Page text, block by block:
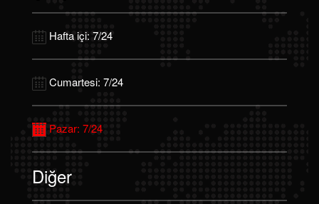
Hafta içi: 7/24
Cumartesi: 7/24
Pazar: 7/24
Diğer